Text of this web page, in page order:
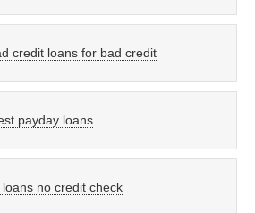
credit loans for bad credit
payday loans
no credit check